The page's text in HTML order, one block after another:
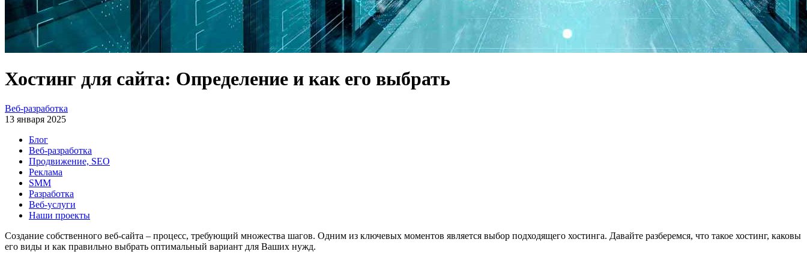
Хостинг для сайта: Определение и как его выбрать
Веб-разработка
13 января 2025
Блог
Веб-разработка
Продвижение, SEO
Реклама
SMM
Разработка
Веб-услуги
Наши проекты
Создание собственного веб-сайта – процесс, требующий множества шагов. Одним из ключевых моментов является выбор подходящего хостинга. Давайте разберемся, что такое хостинг, каковы
его виды и как правильно выбрать оптимальный вариант для Ваших нужд.